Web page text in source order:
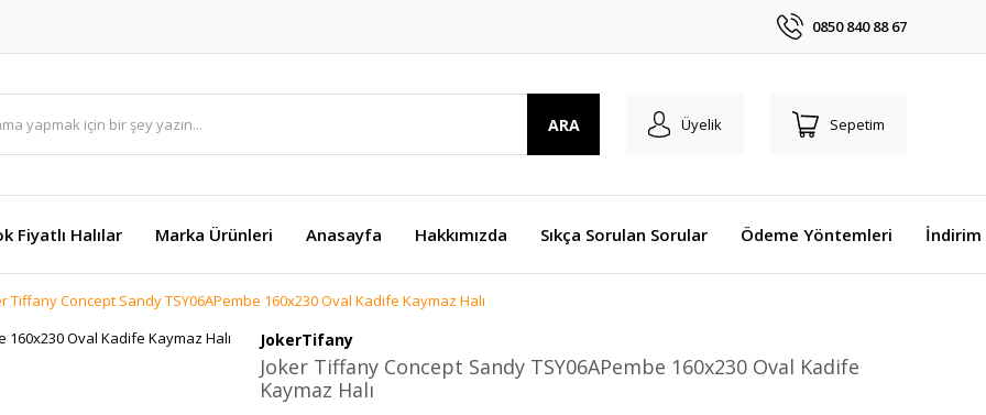
0850 840 88 67
ARA Üyelik Sepetim
Fiyatlı Halılar Marka Ürünleri Anasayfa Hakkımızda Sıkça Sorulan Sorular Ödeme Yöntemleri İndirim
Tiffany Concept Sandy TSY06APembe 160x230 Oval Kadife Kaymaz Halı
JokerTifany
Joker Tiffany Concept Sandy TSY06APembe 160x230 Oval Kadife
Kaymaz Halı